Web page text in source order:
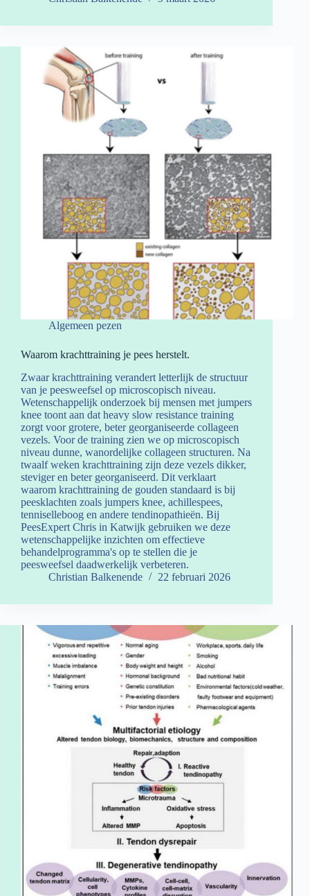
Algemeen pezen
Waarom krachttraining je pees herstelt.
Zwaar krachttraining verandert letterlijk de structuur
van je peesweefsel op microscopisch niveau.
Wetenschappelijk onderzoek bij mensen met jumpers
knee toont aan dat heavy slow resistance training
zorgt voor grotere, beter georganiseerde collageen
vezels. Voor de training zien we op microscopisch
niveau dunne, wanordelijke collageen structuren. Na
twaalf weken krachttraining zijn deze vezels dikker,
steviger en beter georganiseerd. Dit verklaart
waarom krachttraining de gouden standaard is bij
peesklachten zoals jumpers knee, achillespees,
tenniselleboog en andere tendinopathieën. Bij
PeesExpert Chris in Katwijk gebruiken we deze
wetenschappelijke inzichten om effectieve
behandelprogramma's op te stellen die je
peesweefsel daadwerkelijk verbeteren.
Christian Balkenende
22 februari 2026